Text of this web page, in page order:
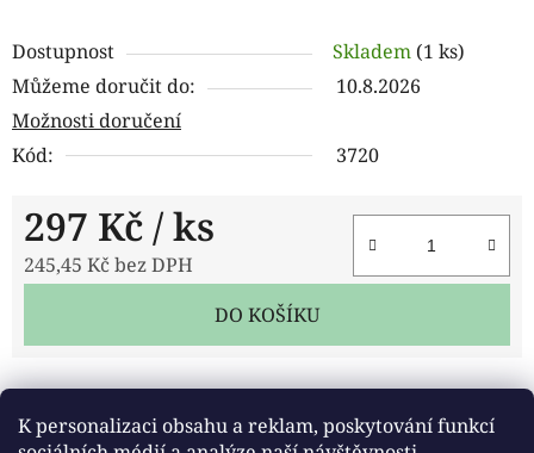
K personalizaci obsahu a reklam, poskytování funkcí
Dostupnost Skladem (1 ks)
Můžeme doručit do:
10.8.2026
Možnosti doručení
Kód:
3720
297 Kč / ks
245,45 Kč bez DPH
DO KOŠÍKU